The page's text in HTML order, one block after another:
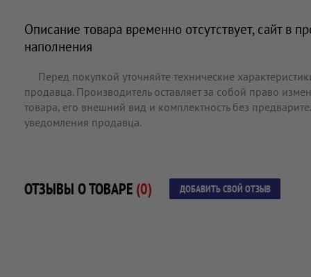
Описание товара временно отсутствует, сайт в
наполнения
Перед покупкой уточняйте технические
продавца. Производитель оставляет за собой право
товара, его внешний вид и комплектность без
уведомления продавца.
ОТЗЫВЫ О ТОВАРЕ (0) ДОБАВИТЬ СВОЙ ОТЗЫВ